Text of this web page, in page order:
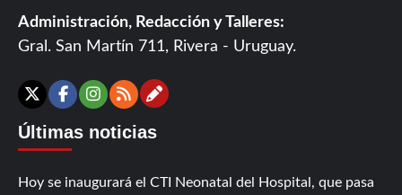
Administración, Redacción y Talleres:
Gral. San Martín 711, Rivera - Uruguay.
X Facebook
Instagram
RSSContáctanos
Últimas noticias
Hoy se inaugurará el CTI Neonatal del Hospital, que pasa